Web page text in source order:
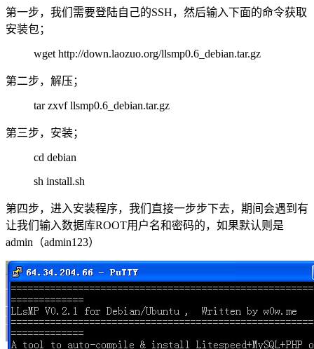
第一步，我们需要登陆自己的SSH，然后输入下面的命令获取
安装包；
wget http://down.laozuo.org/llsmp0.6_debian.tar.gz
第二步，解压；
tar zxvf llsmp0.6_debian.tar.gz
第三步，安装；
cd debian
sh install.sh
第四步，进入安装程序，我们直接一步步下去，期间会遇到有
让我们输入数据库ROOT用户名和密码的，如果默认则是
admin（admin123）